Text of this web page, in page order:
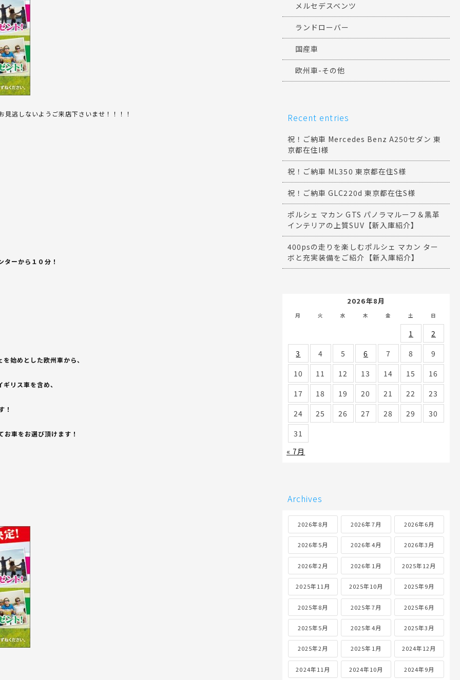
逃しないようご来店下さいませ！！！！
ーから１０分！
始めとした欧州車から、
リス車を含め、
！
車をお選び頂けます！
メルセデスベンツ
ランドローバー
国産車
欧州車-その他
Recent entries
祝！ご納車 Mercedes Benz A250セダン 東
京都在住I様
祝！ご納車 ML350 東京都在住S様
祝！ご納車 GLC220d 東京都在住S様
ポルシェ マカン GTS パノラマルーフ＆黒革
インテリアの上質SUV【新入庫紹介】
400psの走りを楽しむポルシェ マカン ター
ボと充実装備をご紹介【新入庫紹介】
2026年8月
月 火 水 木 金 土 日
1
2
3
4 5 6 7 8
9
10
11 12 13 14 15
16
17
18 19 20 21 22
23
24
25 26 27 28 29
30
31
« 7月
Archives
2026年8月 2026年7月 2026年6月
2026年5月 2026年4月 2026年3月
2026年2月 2026年1月 2025年12月
2025年11月 2025年10月 2025年9月
2025年8月 2025年7月 2025年6月
2025年5月 2025年4月 2025年3月
2025年2月 2025年1月 2024年12月
2024年11月 2024年10月 2024年9月